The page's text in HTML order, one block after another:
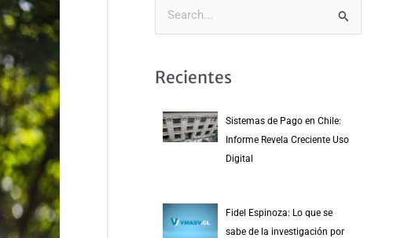
Recientes
Sistemas de Pago en Chile:
Informe Revela Creciente Uso
Digital
Fidel Espinoza: Lo que se
sabe de la investigación por